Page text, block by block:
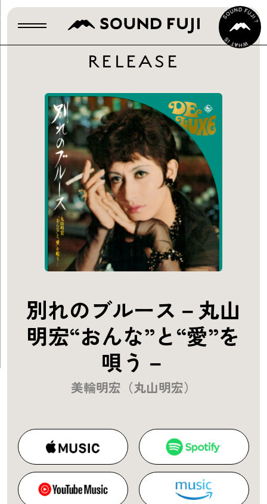
RELEASE
別れのブルース－丸山
明宏“おんな”と“愛”を
唄う－
美輪明宏（丸山明宏）